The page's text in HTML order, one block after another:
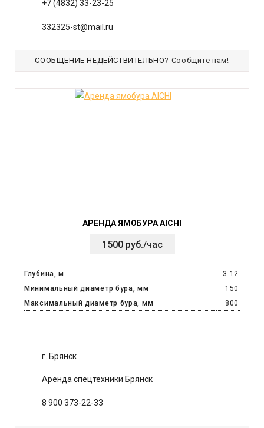
+7 (4832) 33-23-25
332325-st@mail.ru
СООБЩЕНИЕ НЕДЕЙСТВИТЕЛЬНО? Сообщите нам!
АРЕНДА ЯМОБУРА AICHI
1500 руб./час
Глубина, м
3-12
Минимальный диаметр бура, мм
150
Максимальный диаметр бура, мм
800
г. Брянск
Аренда спецтехники Брянск
8 900 373-22-33